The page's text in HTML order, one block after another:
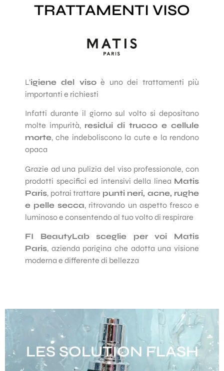
TRATTAMENTI VISO
L’igiene del visoè uno dei trattamenti più
importanti e richiesti
Infatti durante il giorno sul volto si depositano
molte impurità, residui di trucco e cellule
morte, che indeboliscono la cute e la rendono
opaca
Grazie ad una pulizia del viso professionale, con
prodotti specifici ed intensivi della linea Matis
Paris, potrai trattare punti neri, acne, rughe
e pelle secca, ritrovando un aspetto fresco e
luminoso e consentendo al tuo volto di respirare
FI BeautyLab sceglie per voi Matis
Paris, azienda parigina che adotta una visione
moderna e differente di bellezza
LES SOLUTION FLASH